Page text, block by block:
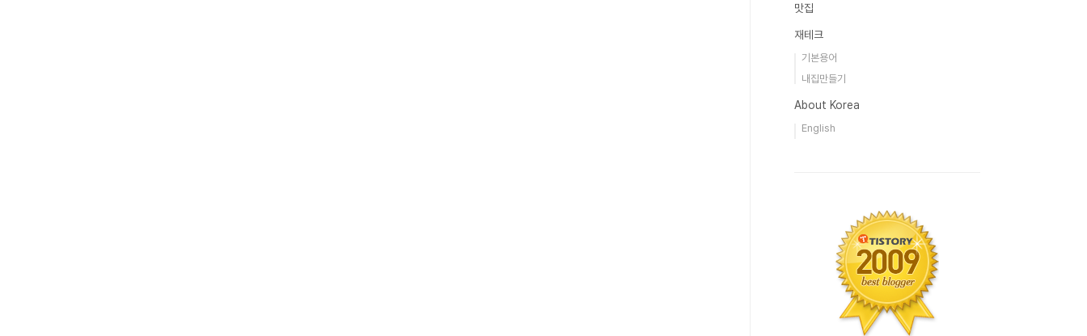
맛집
재테크
기본용어
내집만들기
About Korea
English